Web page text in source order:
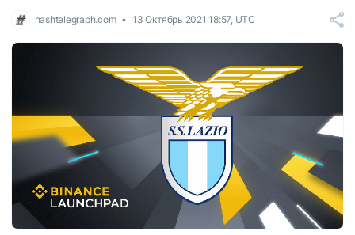
hashtelegraph.com 13 Октябрь 2021 18:57, UTC